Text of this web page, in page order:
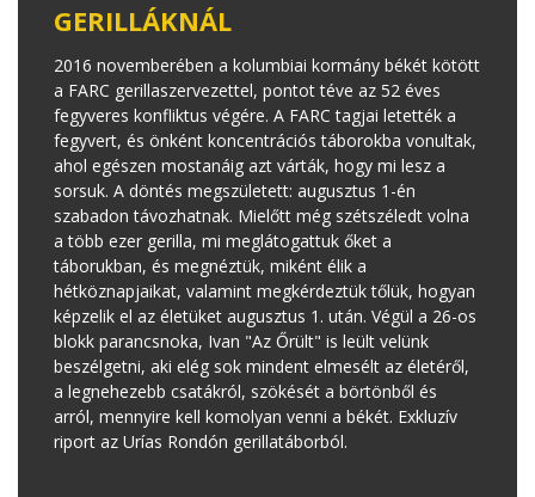
GERILLÁKNÁL
2016 novemberében a kolumbiai kormány békét kötött
a FARC gerillaszervezettel, pontot téve az 52 éves
fegyveres konfliktus végére. A FARC tagjai letették a
fegyvert, és önként koncentrációs táborokba vonultak,
ahol egészen mostanáig azt várták, hogy mi lesz a
sorsuk. A döntés megszületett: augusztus 1-én
szabadon távozhatnak. Mielőtt még szétszéledt volna
a több ezer gerilla, mi meglátogattuk őket a
táborukban, és megnéztük, miként élik a
hétköznapjaikat, valamint megkérdeztük tőlük, hogyan
képzelik el az életüket augusztus 1. után. Végül a 26-os
blokk parancsnoka, Ivan "Az Őrült" is leült velünk
beszélgetni, aki elég sok mindent elmesélt az életéről,
a legnehezebb csatákról, szökését a börtönből és
arról, mennyire kell komolyan venni a békét. Exkluzív
riport az Urías Rondón gerillatáborból.